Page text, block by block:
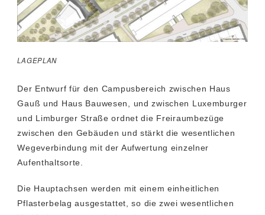
LAGEPLAN
Der Entwurf für den Campusbereich zwischen Haus
Gauß und Haus Bauwesen, und zwischen Luxemburger
und Limburger Straße ordnet die Freiraumbezüge
zwischen den Gebäuden und stärkt die wesentlichen
Wegeverbindung mit der Aufwertung einzelner
Aufenthaltsorte.
Die Hauptachsen werden mit einem einheitlichen
Pflasterbelag ausgestattet, so die zwei wesentlichen